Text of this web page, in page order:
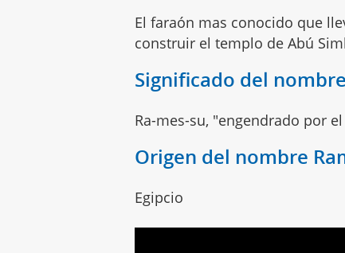
El faraón mas conocido que
construir el templo de Abú
Significado del
Ra-mes-su, "engendrado por
Origen del nombre
Egipcio